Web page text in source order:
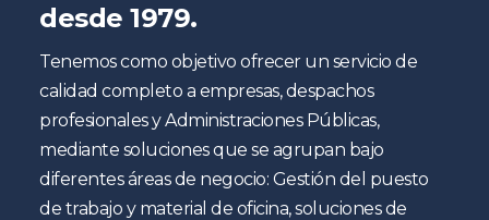
desde 1979.
Tenemos como objetivo ofrecer un servicio de
calidad completo a empresas, despachos
profesionales y Administraciones Públicas,
mediante soluciones que se agrupan bajo
diferentes áreas de negocio: Gestión del puesto
de trabajo y material de oficina, soluciones de